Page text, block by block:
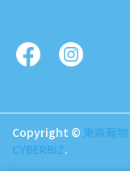
Copyright © 東森寵物
CYBERBIZ.